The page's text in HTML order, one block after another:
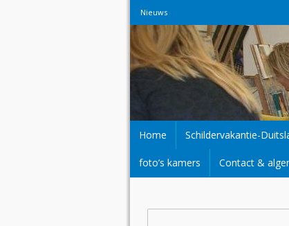
Nieuws
Home Schildervakantie-
foto’s kamers Contact &